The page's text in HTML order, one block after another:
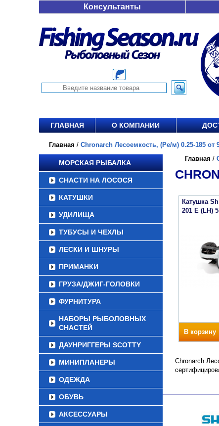
Консультанты
ГЛАВНАЯ О КОМПАНИИ
Главная / Chronarch Лесоемкость, (Ре/м) 0.25-185 от
МОРСКАЯ РЫБАЛКА
СНАСТИ НА ЛОСОСЯ
КАТУШКИ
УДИЛИЩА
ТУБУСЫ И ЧЕХЛЫ
ЛЕСКИ И ШНУРЫ
ПРИМАНКИ
ГРУЗА/ДЖИГ-ГОЛОВКИ
ФУРНИТУРА
НАБОРЫ РЫБОЛОВНЫХ
СНАСТЕЙ
ДАУНРИГГЕРЫ SCOTTY
МИНИПЛАНЕРЫ
ОДЕЖДА
ОБУВЬ
АКСЕССУАРЫ
Главная /
Катушка
201 E (LH)
В корзину
Chronarch